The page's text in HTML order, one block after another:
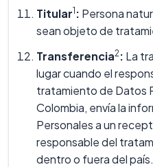
Titular1 : Persona
sean objeto de
Transferencia2: La
lugar cuando el
tratamiento de Datos
Colombia, envía la
Personales a un
responsable del
dentro o fuera del país.